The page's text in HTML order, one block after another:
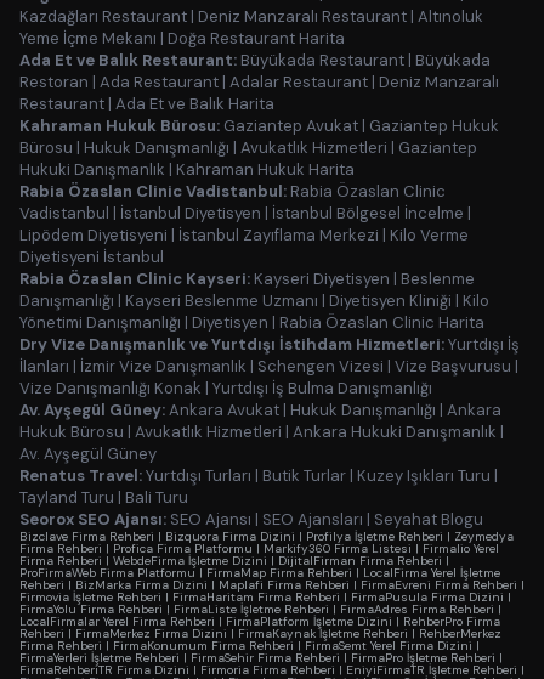
Kazdağları Restaurant | Deniz Manzaralı Restaurant | Altınoluk
Yeme İçme Mekanı | Doğa Restaurant Harita
Ada Et ve Balık Restaurant: Büyükada Restaurant | Büyükada
Restoran | Ada Restaurant | Adalar Restaurant | Deniz Manzaralı
Restaurant | Ada Et ve Balık Harita
Kahraman Hukuk Bürosu: Gaziantep Avukat | Gaziantep Hukuk
Bürosu | Hukuk Danışmanlığı | Avukatlık Hizmetleri | Gaziantep
Hukuki Danışmanlık | Kahraman Hukuk Harita
Rabia Özaslan Clinic Vadistanbul: Rabia Özaslan Clinic
Vadistanbul | İstanbul Diyetisyen | İstanbul Bölgesel İncelme |
Lipödem Diyetisyeni | İstanbul Zayıflama Merkezi | Kilo Verme
Diyetisyeni İstanbul
Rabia Özaslan Clinic Kayseri: Kayseri Diyetisyen | Beslenme
Danışmanlığı | Kayseri Beslenme Uzmanı | Diyetisyen Kliniği | Kilo
Yönetimi Danışmanlığı | Diyetisyen | Rabia Özaslan Clinic Harita
Dry Vize Danışmanlık ve Yurtdışı İstihdam Hizmetleri:Yurtdışı İş
İlanları | İzmir Vize Danışmanlık | Schengen Vizesi | Vize Başvurusu |
Vize Danışmanlığı Konak | Yurtdışı İş Bulma Danışmanlığı
Av. Ayşegül Güney:Ankara Avukat | Hukuk Danışmanlığı | Ankara
Hukuk Bürosu | Avukatlık Hizmetleri | Ankara Hukuki Danışmanlık |
Av. Ayşegül Güney
Renatus Travel:Yurtdışı Turları | Butik Turlar | Kuzey Işıkları Turu |
Tayland Turu | Bali Turu
Seorox SEO Ajansı: SEO Ajansı | SEO Ajansları | Seyahat Blogu
Bizclave Firma Rehberi | Bizquora Firma Dizini | Profilya İşletme Rehberi | Zeymedya
Firma Rehberi | Profica Firma Platformu | Markify360 Firma Listesi | Firmalio Yerel
Firma Rehberi | WebdeFirma İşletme Dizini | DijitalFirman Firma Rehberi |
ProFirmaWeb Firma Platformu | FirmaMap Firma Rehberi | LocalFirma Yerel İşletme
Rehberi | BizMarka Firma Dizini | Maplafi Firma Rehberi | FirmaEvreni Firma Rehberi |
Firmovia İşletme Rehberi | FirmaHaritam Firma Rehberi | FirmaPusula Firma Dizini |
FirmaYolu Firma Rehberi | FirmaListe İşletme Rehberi | FirmaAdres Firma Rehberi |
LocalFirmalar Yerel Firma Rehberi | FirmaPlatform İşletme Dizini | RehberPro Firma
Rehberi | FirmaMerkez Firma Dizini | FirmaKaynak İşletme Rehberi | RehberMerkez
Firma Rehberi | FirmaKonumum Firma Rehberi | FirmaSemt Yerel Firma Dizini |
FirmaYerleri İşletme Rehberi | FirmaSehir Firma Rehberi | FirmaPro İşletme Rehberi |
FirmaRehberiTR Firma Dizini | Firmoria Firma Rehberi | EniyiFirmaTR İşletme Rehberi |